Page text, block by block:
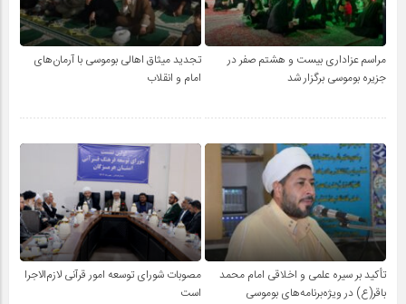
مراسم عزاداری بیست و هشتم صفر در
جزیره بوموسی برگزار شد
تجدید میثاق اهالی بوموسی با آرمان‌های
امام و انقلاب
تأکید بر سیره علمی و اخلاقی امام محمد
باقر(ع) در ویژه‌برنامه‌های بوموسی
مصوبات شورای توسعه امور قرآنی لازم‌الاجرا
است